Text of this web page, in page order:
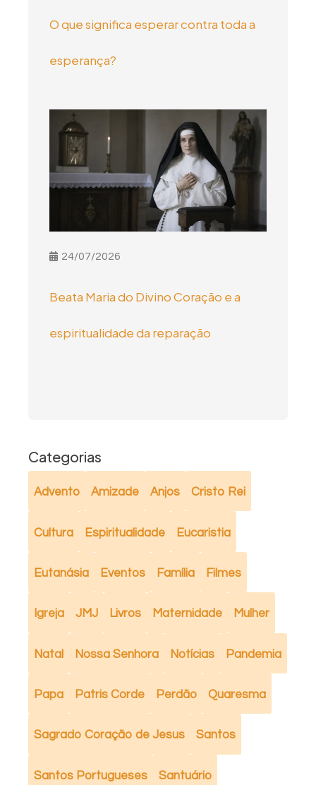
O que significa esperar contra toda a
esperança?
24/07/2026
Beata Maria do Divino Coração e a
espiritualidade da reparação
Categorias
Advento Amizade Anjos Cristo Rei
Cultura Espiritualidade Eucaristia
Eutanásia Eventos Família Filmes
Igreja JMJ Livros Maternidade Mulher
Natal Nossa Senhora Notícias Pandemia
Papa Patris Corde Perdão Quaresma
Sagrado Coração de Jesus Santos
Santos Portugueses Santuário